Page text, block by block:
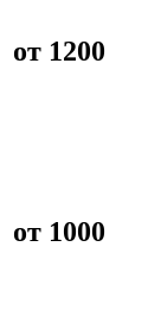
от 1200
от 1000